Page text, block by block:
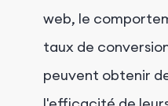
web, le
taux de
peuvent obtenir